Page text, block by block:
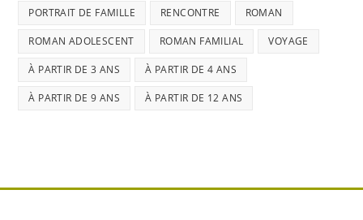
PORTRAIT DE FAMILLE RENCONTRE ROMAN
ROMAN ADOLESCENT ROMAN FAMILIAL VOYAGE
À PARTIR DE 3 ANS À PARTIR DE 4 ANS
À PARTIR DE 9 ANS À PARTIR DE 12 ANS